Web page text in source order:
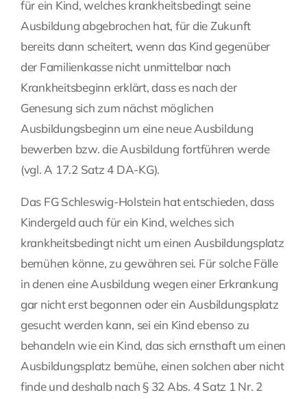
für ein Kind, welches krankheitsbedingt seine
Ausbildung abgebrochen hat, für die Zukunft
bereits dann scheitert, wenn das Kind gegenüber
der Familienkasse nicht unmittelbar nach
Krankheitsbeginn erklärt, dass es nach der
Genesung sich zum nächst möglichen
Ausbildungsbeginn um eine neue Ausbildung
bewerben bzw. die Ausbildung fortführen werde
(vgl. A 17.2 Satz 4 DA-KG).
Das FG Schleswig-Holstein hat entschieden, dass
Kindergeld auch für ein Kind, welches sich
krankheitsbedingt nicht um einen Ausbildungsplatz
bemühen könne, zu gewähren sei. Für solche Fälle
in denen eine Ausbildung wegen einer Erkrankung
gar nicht erst begonnen oder ein Ausbildungsplatz
gesucht werden kann, sei ein Kind ebenso zu
behandeln wie ein Kind, das sich ernsthaft um einen
Ausbildungsplatz bemühe, einen solchen aber nicht
finde und deshalb nach § 32 Abs. 4 Satz 1 Nr. 2